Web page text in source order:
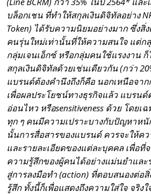
บล็อกเชน ที่ทำให้สกุลเงินดิจิทัลอย่าง
Token) ได้รับความนิยมอย่างมาก ซึ่งสิ่
คนรุ่นใหม่เท่านั้นที่ให้ความสนใจ แต่ก
กลุ่มเจนเอ็กซ์ หรือกลุ่มคนใช้แรงงาน
สกุลเงินดิจิทัลด้วยเช่นเดียวกัน (กว่า
แบรนด์ต้องคำนึงถึงก็คือ นอกเหนือจา
เพื่อผลประโยชน์ทางธุรกิจแล้ว แบรน
อ่อนไหว หรือsensitiveness ด้วย โดยเ
ทุก ๆ คนมีความเปราะบางกับปัญหาหนั
นั้นการสื่อสารของแบรนด์ควรจะให้ค
และรายละเอียดของแต่ละบุคคล เพื่อที่
ความรู้สึกของผู้คนได้อย่างแม่นยำและ
สู่การลงมือทำ (action) ที่ตอบสนองต่อ
รู้สึก ทั้งนี้ก็เพื่อแสดงถึงความใส่ใจ จริง